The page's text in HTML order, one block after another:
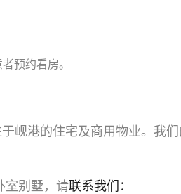
预约看房。
岘港的住宅及商用物业。我
室别墅，请联系我们：